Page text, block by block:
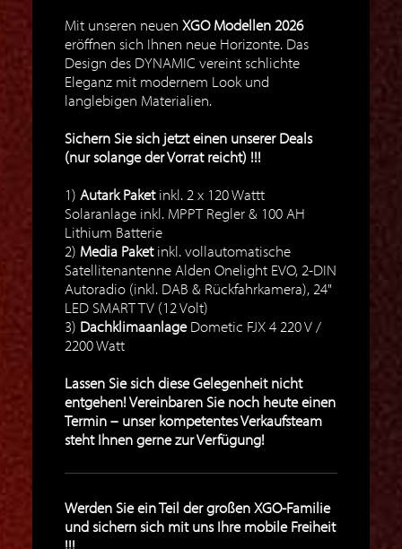
Mit unseren neuen XGO Modellen 2026
eröffnen sich Ihnen neue Horizonte. Das
Design des DYNAMIC vereint schlichte
Eleganz mit modernem Look und
langlebigen Materialien.
Sichern Sie sich jetzt einen unserer Deals
(nur solange der Vorrat reicht) !!!
1) Autark Paketinkl. 2 x 120 Wattt
Solaranlage inkl. MPPT Regler & 100 AH
Lithium Batterie
2) Media Paketinkl. vollautomatische
Satellitenantenne Alden Onelight EVO, 2-DIN
Autoradio (inkl. DAB & Rückfahrkamera), 24"
LED SMART TV (12 Volt)
3) DachklimaanlageDometic FJX 4 220 V /
2200 Watt
Lassen Sie sich diese Gelegenheit nicht
entgehen! Vereinbaren Sie noch heute einen
Termin – unser kompetentes Verkaufsteam
steht Ihnen gerne zur Verfügung!
Werden Sie ein Teil der großen XGO-Familie
und sichern sich mit uns Ihre mobile Freiheit
!!!